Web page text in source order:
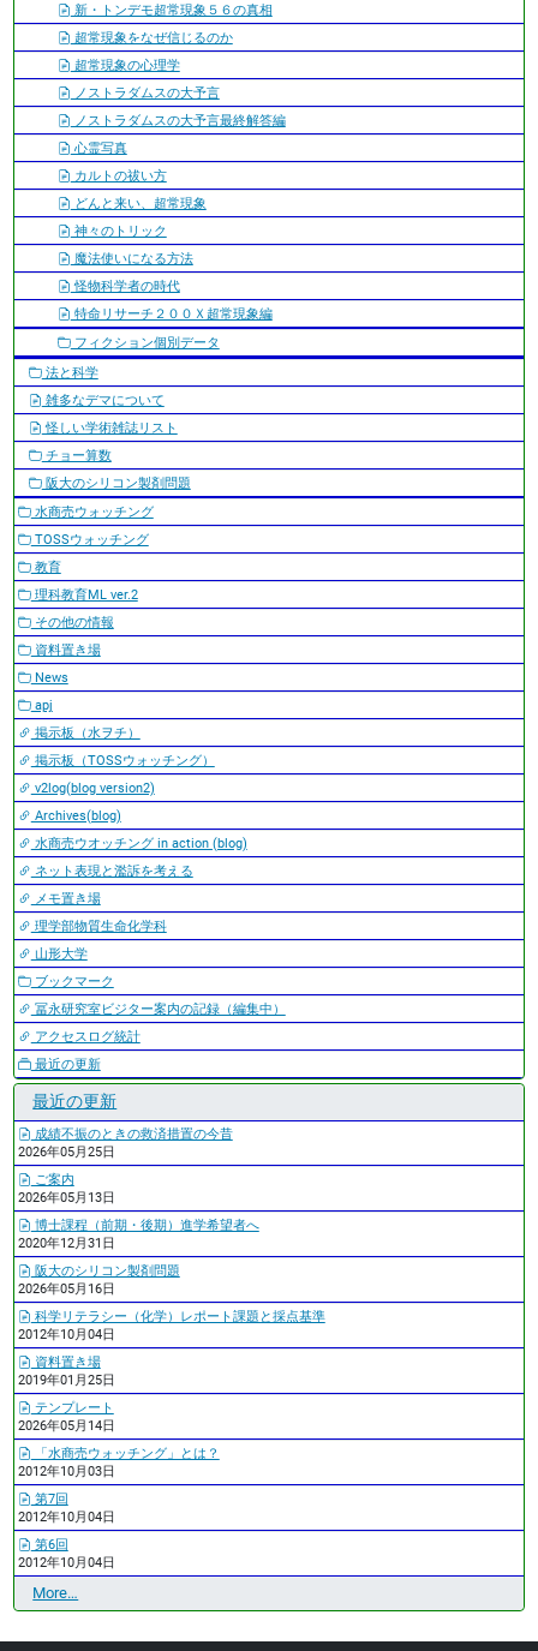
新・トンデモ超常現象５６の真相
超常現象をなぜ信じるのか
超常現象の心理学
ノストラダムスの大予言
ノストラダムスの大予言最終解答編
心霊写真
カルトの祓い方
どんと来い、超常現象
神々のトリック
魔法使いになる方法
怪物科学者の時代
特命リサーチ２００Ｘ超常現象編
フィクション個別データ
法と科学
雑多なデマについて
怪しい学術雑誌リスト
チョー算数
阪大のシリコン製剤問題
水商売ウォッチング
TOSSウォッチング
教育
理科教育ML ver.2
その他の情報
資料置き場
News
apj
掲示板（水ヲチ）
掲示板（TOSSウォッチング）
v2log(blog version2)
Archives(blog)
水商売ウオッチング in action (blog)
ネット表現と濫訴を考える
メモ置き場
理学部物質生命化学科
山形大学
ブックマーク
冨永研究室ビジター案内の記録（編集中）
アクセスログ統計
最近の更新
最近の更新
成績不振のときの救済措置の今昔
2026年05月25日
ご案内
2026年05月13日
博士課程（前期・後期）進学希望者へ
2020年12月31日
阪大のシリコン製剤問題
2026年05月16日
科学リテラシー（化学）レポート課題と採点基準
2012年10月04日
資料置き場
2019年01月25日
テンプレート
2026年05月14日
「水商売ウォッチング」とは？
2012年10月03日
第7回
2012年10月04日
第6回
2012年10月04日
最
近
の
More…